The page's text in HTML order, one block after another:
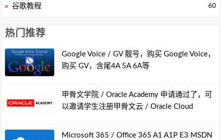
谷歌教程 60
热门推荐
Google Voice / GV 靓号，购买 Google Voice，
购买 GV，含尾4A 5A 6A等
甲骨文学院 / Oracle Academy 申请通过了，可
以邀请学生注册甲骨文云 / Oracle Cloud
Microsoft 365 / Office 365 A1 A1P E3 MSDN